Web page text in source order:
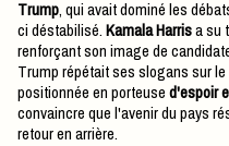
Trump, qui avait dominé les
ci déstabilisé.Kamala Harrisa su
renforçant son image de
Trump répétait ses slogans sur
positionnée en porteused'espoir
convaincre que l'avenir du pays
retour en arrière.